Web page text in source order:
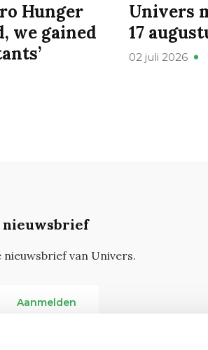
Hunger
we gained
Univers
17
02 juli 2026
nieuwsbrief
van Univers.
Aanmelden